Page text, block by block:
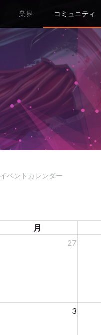
業界 コミュニティ
イベントカレンダー
月
27
3